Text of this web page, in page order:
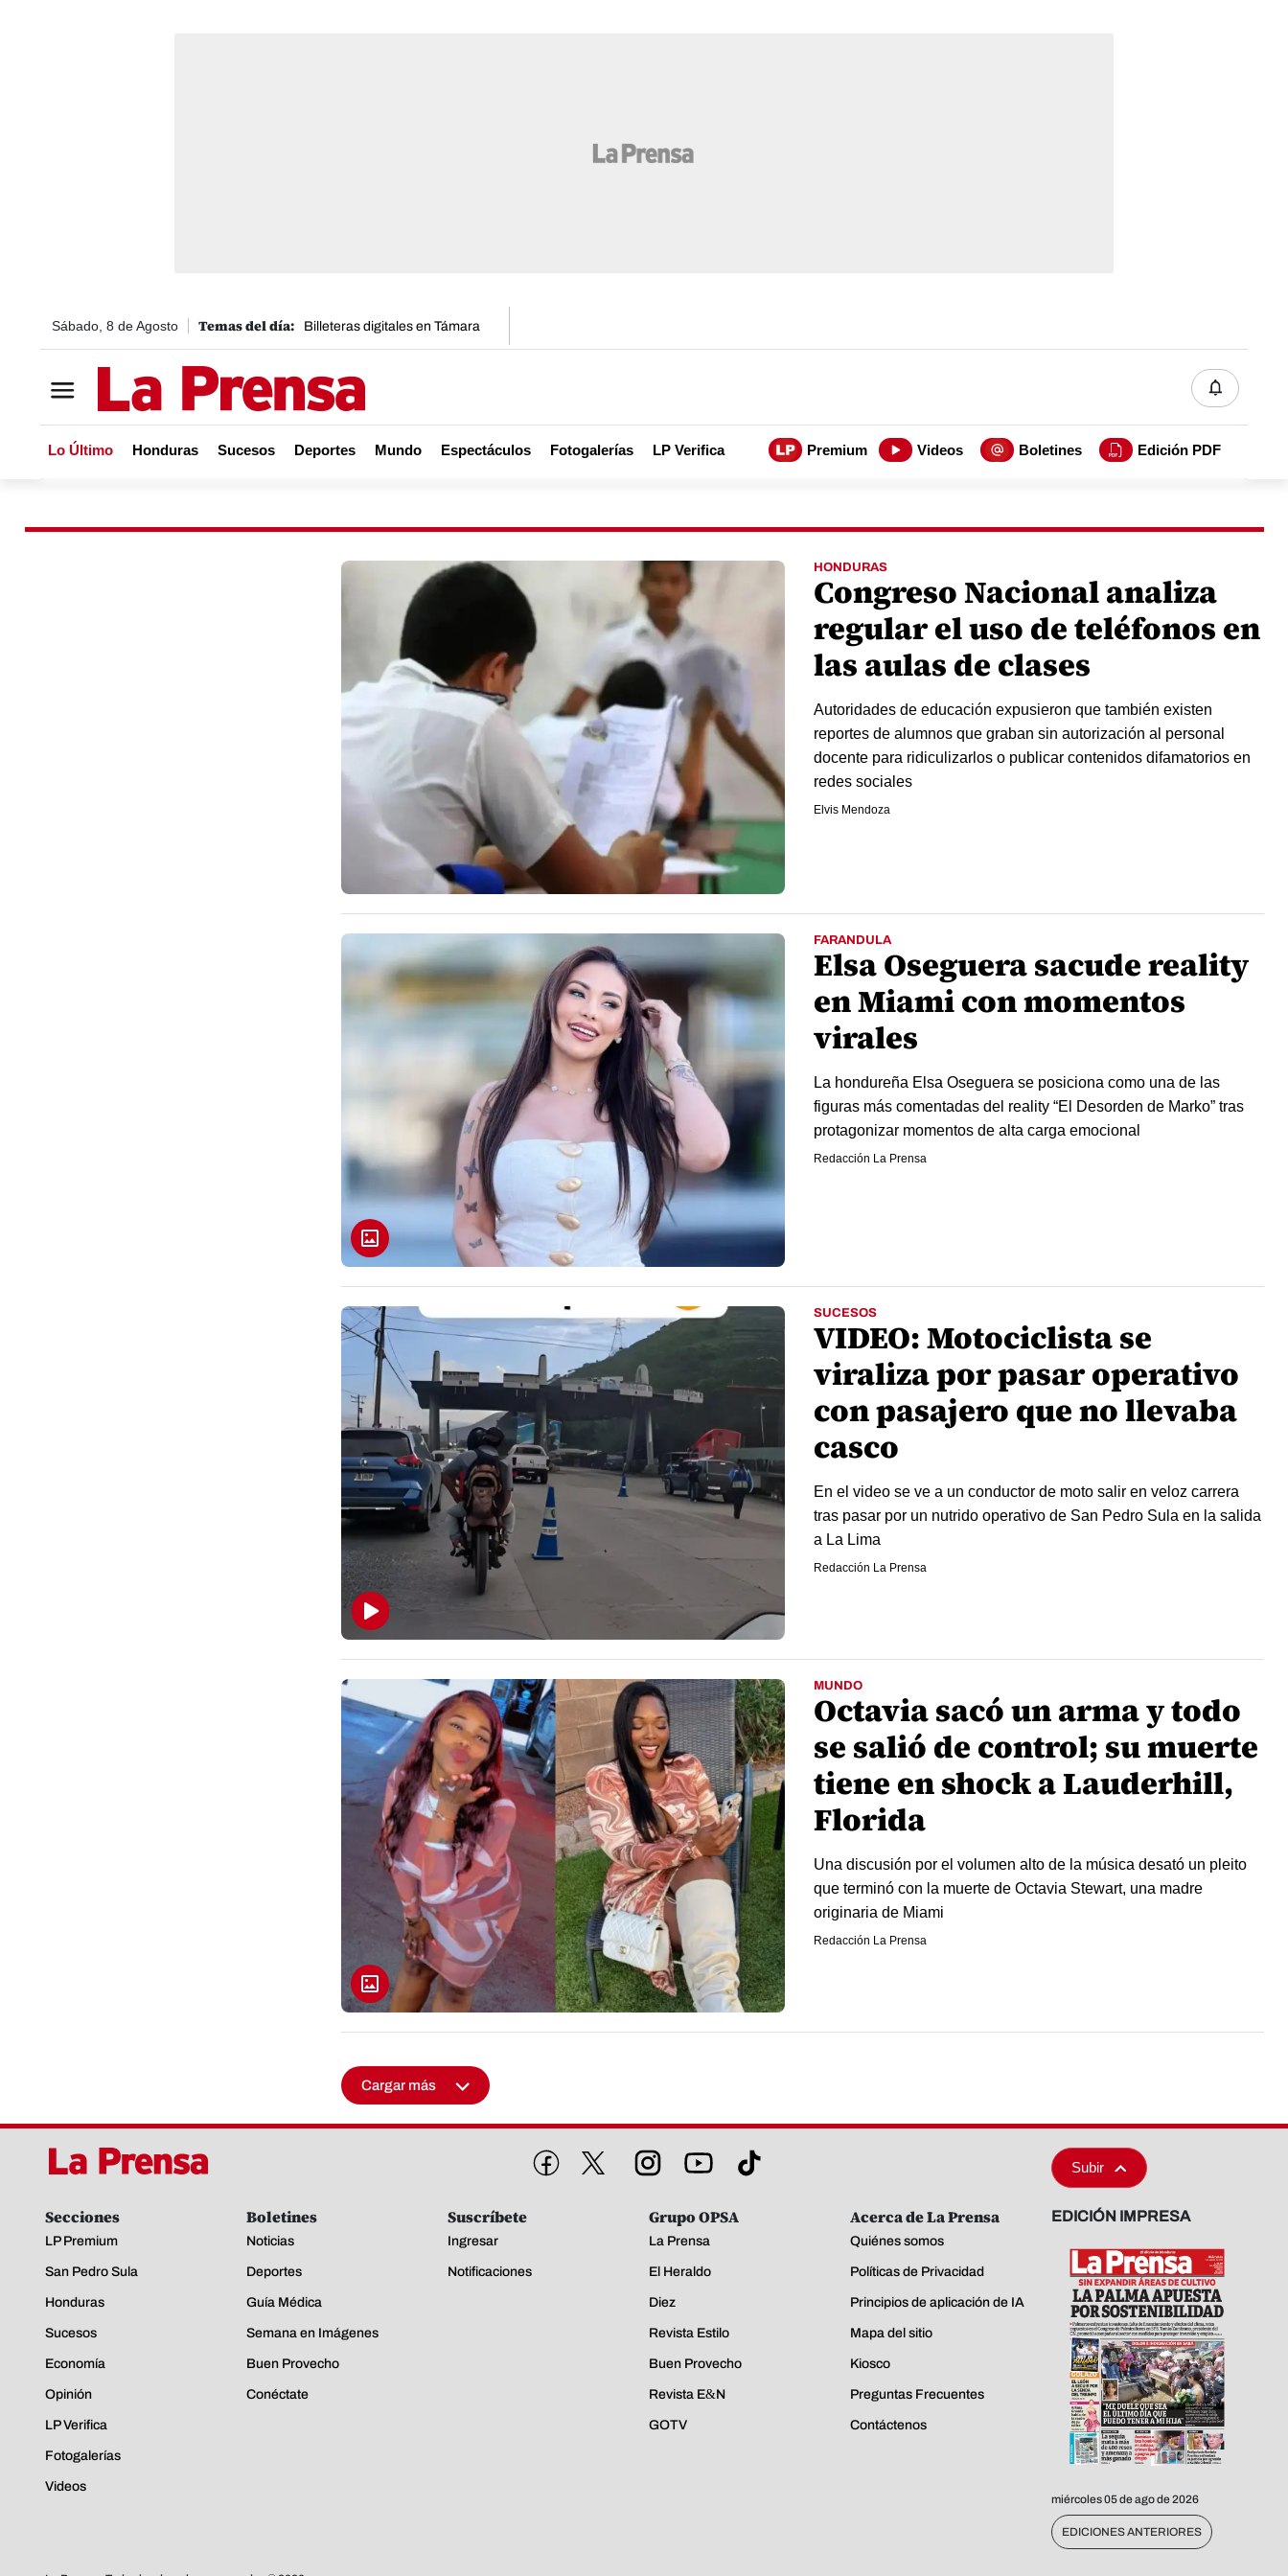
Sábado, 8 de Agosto Billeteras digitales en Támara
Lo Último Honduras Sucesos Deportes Mundo Espectáculos Fotogalerías LP Verifica Premium Videos Boletines Edición PDF
HONDURAS
Congreso Nacional analiza
regular el uso de teléfonos en
las aulas de clases
Autoridades de educación expusieron que también existen
reportes de alumnos que graban sin autorización al personal
docente para ridiculizarlos o publicar contenidos difamatorios en
redes sociales
Elvis Mendoza
FARANDULA
Elsa Oseguera sacude reality
en Miami con momentos
virales
La hondureña Elsa Oseguera se posiciona como una de las
figuras más comentadas del reality “El Desorden de Marko” tras
protagonizar momentos de alta carga emocional
Redacción La Prensa
SUCESOS
VIDEO: Motociclista se
viraliza por pasar operativo
con pasajero que no llevaba
casco
En el video se ve a un conductor de moto salir en veloz carrera
tras pasar por un nutrido operativo de San Pedro Sula en la salida
a La Lima
Redacción La Prensa
MUNDO
Octavia sacó un arma y todo
se salió de control; su muerte
tiene en shock a Lauderhill,
Florida
Una discusión por el volumen alto de la música desató un pleito
que terminó con la muerte de Octavia Stewart, una madre
originaria de Miami
Redacción La Prensa
Cargar más
Subir
Secciones
LP Premium
San Pedro Sula
Honduras
Sucesos
Economía
Opinión
LP Verifica
Fotogalerías
Videos
Boletines
Noticias
Deportes
Guía Médica
Semana en Imágenes
Buen Provecho
Conéctate
Suscríbete
Ingresar
Notificaciones
Grupo OPSA
La Prensa
El Heraldo
Diez
Revista Estilo
Buen Provecho
Revista E&N
GOTV
Acerca de La Prensa
Quiénes somos
Políticas de Privacidad
Principios de aplicación de IA
Mapa del sitio
Kiosco
Preguntas Frecuentes
Contáctenos
EDICIÓN IMPRESA
miércoles 05 de ago de 2026
EDICIONES ANTERIORES